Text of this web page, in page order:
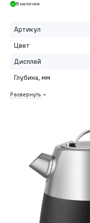
В наличии
Артикул
Цвет
Дисплей
Глубина, мм
Развернуть